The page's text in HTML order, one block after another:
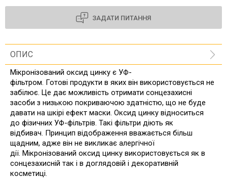
ЗАДАТИ ПИТАННЯ
ОПИС
Мікронізований оксид цинку є УФ-
фільтром. Готові продукти в яких він використовується не
забілює. Це дає можливість отримати сонцезахисні
засоби з низькою покриваючою здатністю, що не буде
давати на шкірі ефект маски. Оксид цинку відноситься
до фізичних УФ-фільтрів. Такі фільтри діють як
відбивач. Принцип відображення вважається більш
щадним, адже він не викликає алергічної
дії. Мікронізований оксид цинку використовується як в
сонцезахисній так і в доглядовій і декоративній
косметиці.